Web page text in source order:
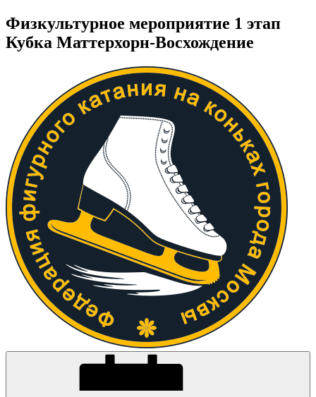
Физкультурное мероприятие 1 этап
Кубка Маттерхорн-Восхождение